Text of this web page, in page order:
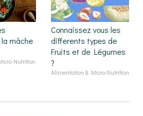
mâche
Nutrition
Connaissez vous les
differents types de
Fruits et de Légumes
?
Alimentation & Micro-Nutrition